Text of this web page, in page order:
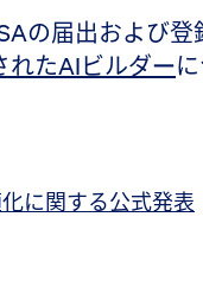
の届出および
れたAIビルダー
に関する公式発表